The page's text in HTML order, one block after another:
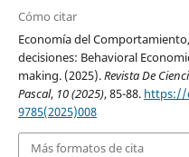
Cómo citar
Economía del
decisiones: Behavioral
making. (2025).Revista De
Pascal, 10 (2025), 85-88. https://
9785(2025)008
Más formatos de cita